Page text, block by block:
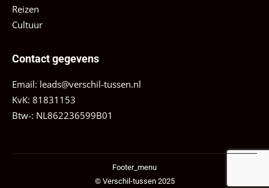
Reizen
Cultuur
Contact gegevens
Email: leads@verschil-tussen.nl
KvK: 81831153
Btw-: NL862236599B01
Footer_menu
© Verschil-tussen 2025